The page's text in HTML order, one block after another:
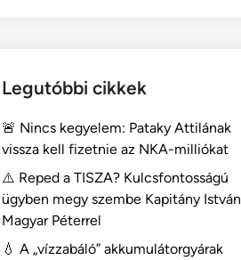
Legutóbbi cikkek
🚨 Nincs kegyelem: Pataky Attilának
vissza kell fizetnie az NKA-milliókat
⚠️ Reped a TISZA? Kulcsfontosságú
ügyben megy szembe Kapitány István
Magyar Péterrel
💧 A „vízzabáló” akkumulátorgyárak